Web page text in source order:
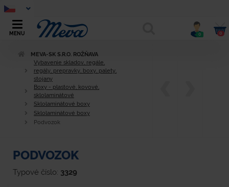
MENU 0 0
MEVA-SK S.R.O. ROŽŇAVA
Vybavenie skladov, regále,
regály, prepravky, boxy, palety,
stojany
Boxy - plastové, kovové,
sklolaminátové
Sklolaminátové boxy
Sklolaminátové boxy
Podvozok
PODVOZOK
Typové číslo: 3329